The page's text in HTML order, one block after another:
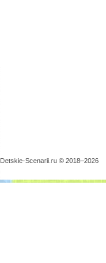
Detskie-Scenarii.ru © 2018–2026